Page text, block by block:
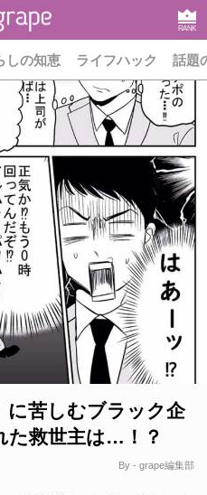
RANK
しの知恵 ライフハック 話題
に苦しむブラック企
救世主は…！？
By - grape編集部